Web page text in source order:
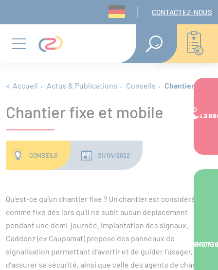
au
au
principal
au
de
page
Navigation
CONTACTEZ-NOUS
Menu
TEXTE
Fil d'Ariane
Accueil Actus & Publications Conseils Chantier fixe
Chantier fixe et mobile
CONSEILS 21/04/2022
Description
Qu’est-ce qu’un chantier fixe ? Un chantier est considéré
comme fixe dès lors qu’il ne subit aucun déplacement
pendant une demi-journée. Implantation des signaux.
Caddenz (ex Caupamat) propose des panneaux de
signalisation permettant d’avertir et de guider l’usager,
d’assurer sa sécurité, ainsi que celle des agents de chantier.
VOTRE
NOUS VOUS
Panneau de gestion des cookies